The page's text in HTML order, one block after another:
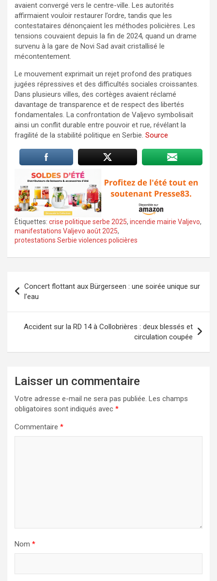
avaient convergé vers le centre-ville. Les autorités
affirmaient vouloir restaurer l’ordre, tandis que les
contestataires dénonçaient les méthodes policières. Les
tensions couvaient depuis la fin de 2024, quand un drame
survenu à la gare de Novi Sad avait cristallisé le
mécontentement.
Le mouvement exprimait un rejet profond des pratiques
jugées répressives et des difficultés sociales croissantes.
Dans plusieurs villes, des cortèges avaient réclamé
davantage de transparence et de respect des libertés
fondamentales. La confrontation de Valjevo symbolisait
ainsi un conflit durable entre pouvoir et rue, révélant la
fragilité de la stabilité politique en Serbie. Source
Étiquettes: crise politique serbe 2025, incendie mairie Valjevo,
manifestations Valjevo août 2025,
protestations Serbie violences policières
de
l’article
Concert flottant aux Bürgerseen : une soirée unique sur
l’eau
Accident sur la RD 14 à Collobrières : deux blessés et
circulation coupée
Laisser un commentaire
Votre adresse e-mail ne sera pas publiée. Les champs
obligatoires sont indiqués avec *
Commentaire *
Nom *